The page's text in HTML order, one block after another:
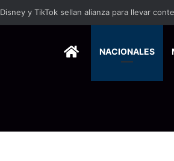
TSE llevará a universitarios herramientas
HOMENACIONALES